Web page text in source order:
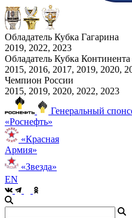
Обладатель Кубка Гагарина
2019, 2022, 2023
Обладатель Кубка
2015, 2016, 2017, 2019, 2020,
Чемпион России
2015, 2019, 2020, 2022, 2023
Генеральный
«Роснефть»
«Красная
Армия»
«Звезда»
EN